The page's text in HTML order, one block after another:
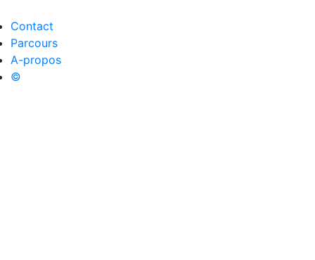
Contact
Parcours
A-propos
©